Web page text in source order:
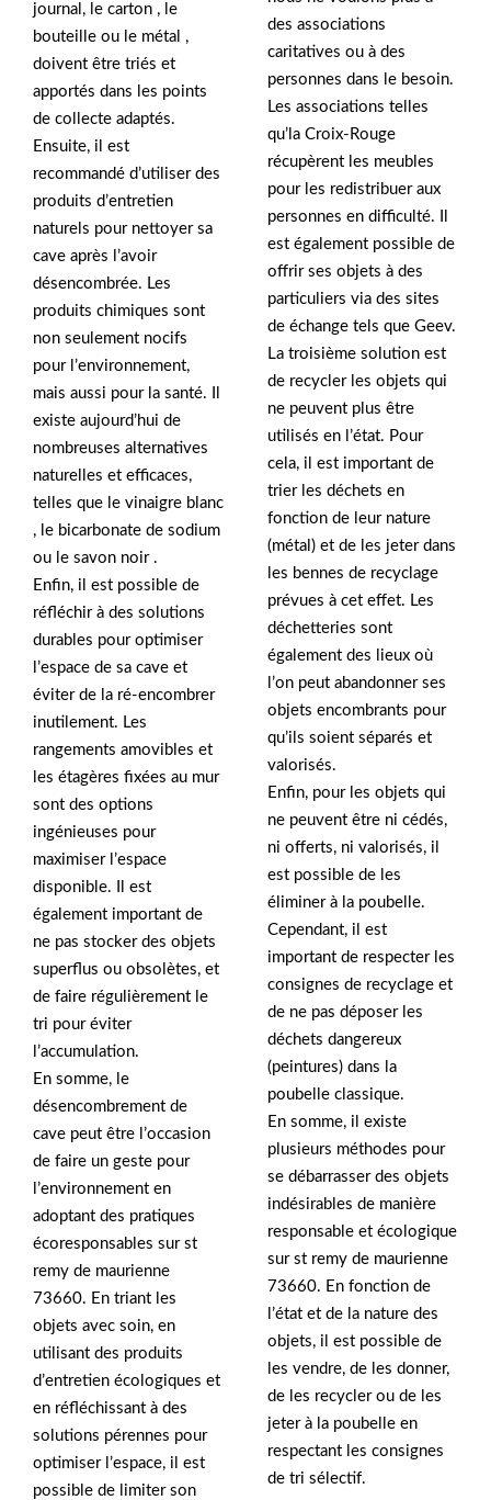
journal, le carton , le
bouteille ou le métal ,
doivent être triés et
apportés dans les points
de collecte adaptés.
Ensuite, il est
recommandé d’utiliser des
produits d’entretien
naturels pour nettoyer sa
cave après l’avoir
désencombrée. Les
produits chimiques sont
non seulement nocifs
pour l’environnement,
mais aussi pour la santé. Il
existe aujourd’hui de
nombreuses alternatives
naturelles et efficaces,
telles que le vinaigre blanc
, le bicarbonate de sodium
ou le savon noir .
Enfin, il est possible de
réfléchir à des solutions
durables pour optimiser
l’espace de sa cave et
éviter de la ré-encombrer
inutilement. Les
rangements amovibles et
les étagères fixées au mur
sont des options
ingénieuses pour
maximiser l’espace
disponible. Il est
également important de
ne pas stocker des objets
superflus ou obsolètes, et
de faire régulièrement le
tri pour éviter
l’accumulation.
En somme, le
désencombrement de
cave peut être l’occasion
de faire un geste pour
l’environnement en
adoptant des pratiques
écoresponsables sur st
remy de maurienne
73660. En triant les
objets avec soin, en
utilisant des produits
d’entretien écologiques et
en réfléchissant à des
solutions pérennes pour
optimiser l’espace, il est
possible de limiter son
des associations
caritatives ou à des
personnes dans le besoin.
Les associations telles
qu’la Croix-Rouge
récupèrent les meubles
pour les redistribuer aux
personnes en difficulté. Il
est également possible de
offrir ses objets à des
particuliers via des sites
de échange tels que Geev.
La troisième solution est
de recycler les objets qui
ne peuvent plus être
utilisés en l’état. Pour
cela, il est important de
trier les déchets en
fonction de leur nature
(métal) et de les jeter dans
les bennes de recyclage
prévues à cet effet. Les
déchetteries sont
également des lieux où
l’on peut abandonner ses
objets encombrants pour
qu’ils soient séparés et
valorisés.
Enfin, pour les objets qui
ne peuvent être ni cédés,
ni offerts, ni valorisés, il
est possible de les
éliminer à la poubelle.
Cependant, il est
important de respecter les
consignes de recyclage et
de ne pas déposer les
déchets dangereux
(peintures) dans la
poubelle classique.
En somme, il existe
plusieurs méthodes pour
se débarrasser des objets
indésirables de manière
responsable et écologique
sur st remy de maurienne
73660. En fonction de
l’état et de la nature des
objets, il est possible de
les vendre, de les donner,
de les recycler ou de les
jeter à la poubelle en
respectant les consignes
de tri sélectif.